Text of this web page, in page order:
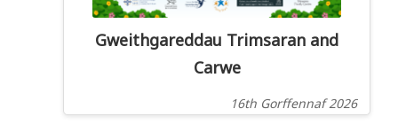
Gweithgareddau Trimsaran and
Carwe
16th Gorffennaf 2026